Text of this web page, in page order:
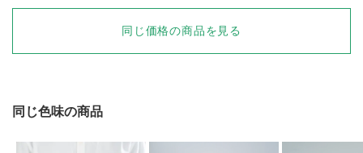
同じ価格の商品を見る
同じ色味の商品